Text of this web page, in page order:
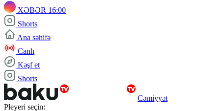
XƏBƏR 16:00
Shorts
Ana səhifə
Canlı
Kəşf et
Shorts
Cəmiyyət
Pleyeri seçin: